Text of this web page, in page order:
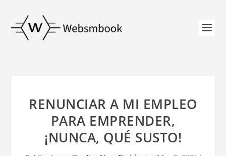
RENUNCIAR A MI EMPLEO
PARA EMPRENDER,
¡NUNCA, QUÉ SUSTO!